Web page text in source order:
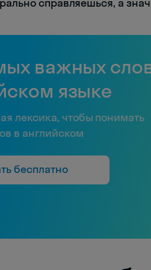
важных
языке
лексика, чтобы понимать
в английском
бесплатно